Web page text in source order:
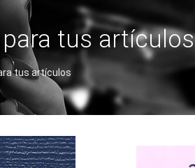
tus artículos
tus artículos